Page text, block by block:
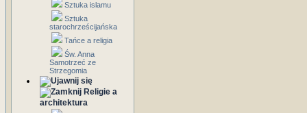
Sztuka islamu
Sztuka
starochrześcijańska
Tańce a religia
Św. Anna
Samotrzeć ze
Strzegomia
Religie a
architektura